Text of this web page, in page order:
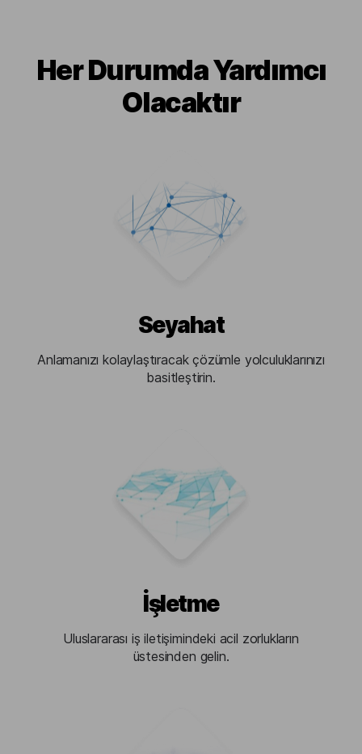
Her Durumda Yardımcı
Olacaktır
Seyahat
Anlamanızı kolaylaştıracak çözümle yolculuklarınızı
basitleştirin.
İşletme
Uluslararası iş iletişimindeki acil zorlukların
üstesinden gelin.